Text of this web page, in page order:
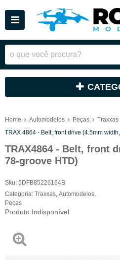
Home Automodelos Peças
Traxxas
TRAX 4864 - Belt, front drive (4.5mm
TRAX4864 - Belt, front
78-groove HTD)
Sku: 5DFB85226164B
Categoria: Traxxas Automodelos
Peças
Produto Indisponível